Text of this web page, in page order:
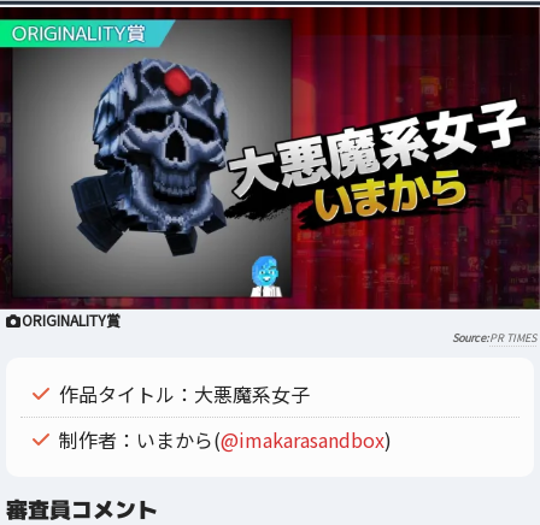
ORIGINALITY賞
PR TIMES
作品タイトル：大悪魔系女子
制作者：いまから(@imakarasandbox)
審査員コメント